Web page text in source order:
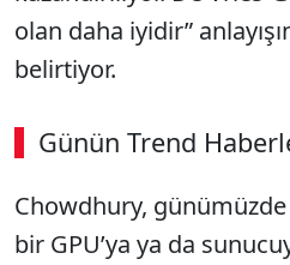
olan daha iyidir”
belirtiyor.
Günün Trend
Chowdhury,
bir GPU’ya ya da